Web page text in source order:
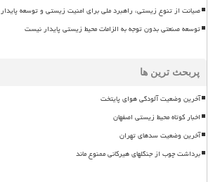
صیانت از تنوع زیستی، راهبرد ملی برای امنیت زیستی و توسعه پایدار
توسعه صنعتی بدون توجه به الزامات محیط زیستی پایدار نیست
پربحث ترین ها
آخرین وضعیت آلودگی هوای پایتخت
اخبار کوتاه محیط زیستی اصفهان
آخرین وضعیت سدهای تهران
برداشت چوب از جنگلهای هیرکانی ممنوع ماند